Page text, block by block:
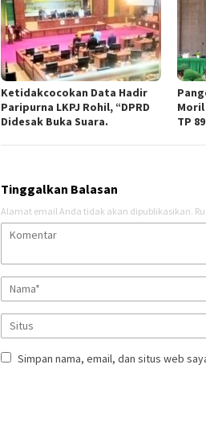
Ketidakcocokan Data Hadir
Paripurna LKPJ Rohil, “DPRD
Didesak Buka Suara.
TP
Tinggalkan Balasan
Alamat email Anda tidak akan dipublikasikan.
Simpan nama, email, dan situs web